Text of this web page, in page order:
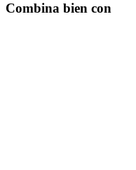
Combina bien con